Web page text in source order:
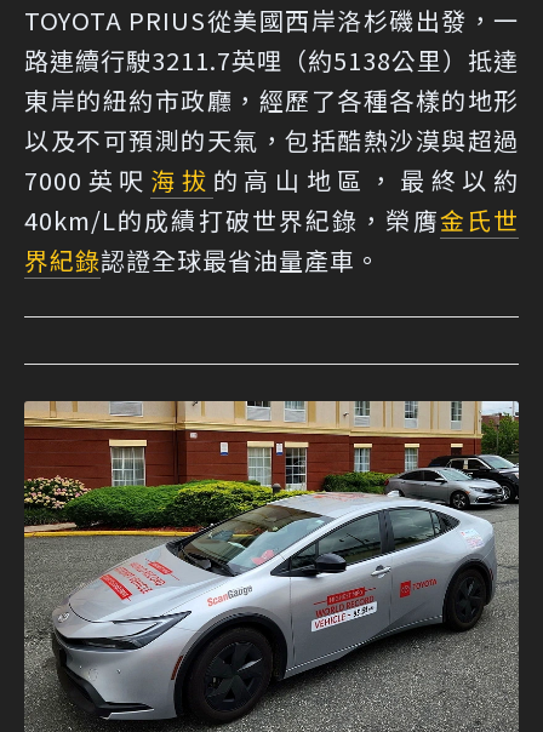
TOYOTA PRIUS從美國西岸洛杉磯出發，一
路連續行駛3211.7英哩（約5138公里）抵達
東岸的紐約市政廳，經歷了各種各樣的地形
以及不可預測的天氣，包括酷熱沙漠與超過
7000英呎 海拔 的高山地區，最終以約
40km/L的成績打破世界紀錄，榮膺金氏世
界紀錄認證全球最省油量產車。